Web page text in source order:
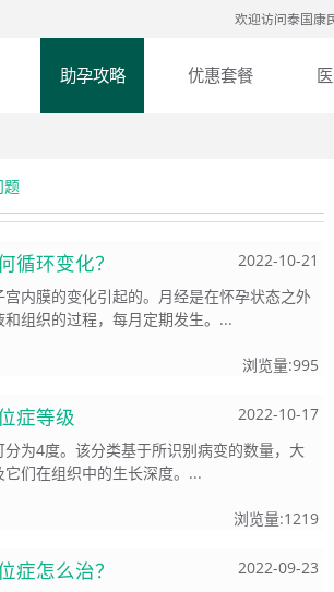
欢迎访问泰国康
助孕攻略 优惠套餐
题
循环变化？
2022-10-21
宫内膜的变化引起的。月经是在怀孕状态之外
和组织的过程，每月定期发生。...
浏览量:995
症等级
2022-10-17
为4度。该分类基于所识别病变的数量，大
们在组织中的生长深度。...
浏览量:1219
症怎么治？
2022-09-23